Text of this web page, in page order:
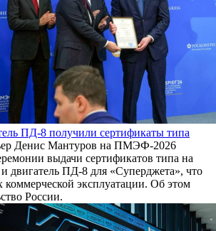
ПД-8 получили сертификаты типа
Денис Мантуров на ПМЭФ-2026
выдачи сертификатов типа на
двигатель ПД-8 для «Суперджета», что
коммерческой эксплуатации. Об этом
России.